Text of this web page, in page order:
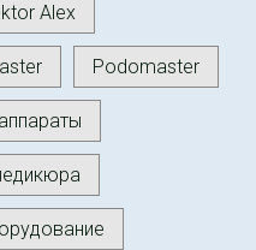
Alex
Podomaster